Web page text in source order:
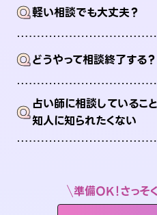
Q軽い相談でも大丈夫？
Qどうやって相談終了する？
Q占い師に相談しているこ
知人に知られたくない
準備OK！さっそ